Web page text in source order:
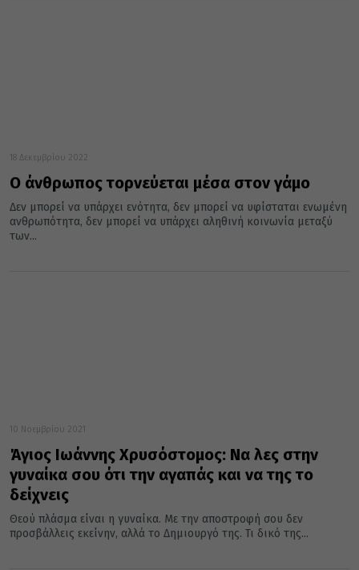
18 Δεκεμβρίου 2022
Ο άνθρωπος τορνεύεται μέσα στον γάμο
Δεν μπορεί να υπάρχει ενότητα, δεν μπορεί να υφίσταται ενωμένη
ανθρωπότητα, δεν μπορεί να υπάρχει αληθινή κοινωνία μεταξύ
των...
10 Νοεμβρίου 2021
Άγιος Ιωάννης Χρυσόστομος: Να λες στην
γυναίκα σου ότι την αγαπάς και να της το
δείχνεις
Θεού πλάσμα είναι η γυναίκα. Με την αποστροφή σου δεν
προσβάλλεις εκείνην, αλλά το Δημιουργό της. Τι δικό της...